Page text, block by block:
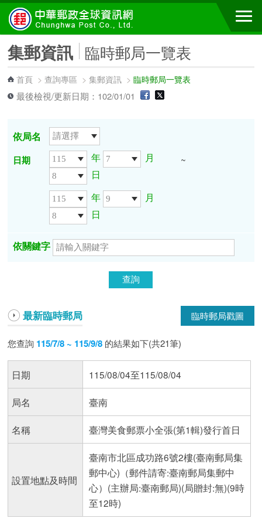
跳到主要內容區塊
集郵資訊 臨時郵局一覽表
首頁 >查詢專區 >集郵資訊 >臨時郵局一覽表
最後檢視/更新日期：102/01/01
依局名
日期 年
月
日
~
年
月
日
依關鍵字
最新臨時郵局 臨時郵局戳圖
您查詢 115/7/8 ~ 115/9/8 的結果如下(共21筆)
日期 115/08/04至115/08/04
局名 臺南
名稱 臺灣美食郵票小全張(第1輯)發行首日
設置地點及時間
臺南市北區成功路6號2樓(臺南郵局集
郵中心)（郵件請寄:臺南郵局集郵中
心）(主辦局:臺南郵局)(局贈封:無)(9時
至12時)